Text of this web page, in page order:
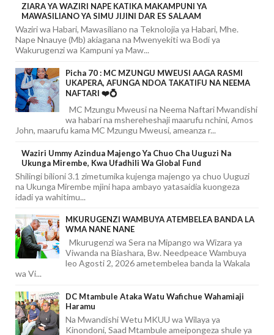
ZIARA YA WAZIRI NAPE KATIKA MAKAMPUNI YA
MAWASILIANO YA SIMU JIJINI DAR ES SALAAM
Waziri wa Habari, Mawasiliano na Teknolojia ya Habari, Mhe.
Nape Nnauye (Mb) akiagana na Mwenyekiti wa Bodi ya
Wakurugenzi wa Kampuni ya Maw...
Picha 70 : MC MZUNGU MWEUSI AAGA RASMI
UKAPERA, AFUNGA NDOA TAKATIFU NA NEEMA
NAFTARI ❤️💍
MC Mzungu Mweusi na Neema Naftari Mwandishi
wa habari na mshereheshaji maarufu nchini, Amos
John, maarufu kama MC Mzungu Mweusi, ameanza r...
Waziri Ummy Azindua Majengo Ya Chuo Cha Uuguzi Na
Ukunga Mirembe, Kwa Ufadhili Wa Global Fund
Shilingi bilioni 3.1 zimetumika kujenga majengo ya chuo Uuguzi
na Ukunga Mirembe mjini hapa ambayo yatasaidia kuongeza
idadi ya wahitimu...
MKURUGENZI WAMBUYA ATEMBELEA BANDA LA
WMA NANE NANE
Mkurugenzi wa Sera na Mipango wa Wizara ya
Viwanda na Biashara, Bw. Needpeace Wambuya
leo Agosti 2, 2026 ametembelea banda la Wakala
wa Vi...
DC Mtambule Ataka Watu Wafichue Wahamiaji
Haramu
Na Mwandishi Wetu MKUU wa Wilaya ya
Kinondoni, Saad Mtambule ameipongeza shule ya